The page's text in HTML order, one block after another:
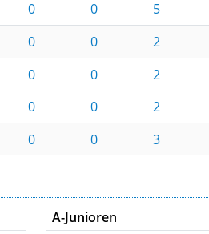
0 0 5
0 0 2
0 0 2
0 0 2
0 0 3
A-Junioren